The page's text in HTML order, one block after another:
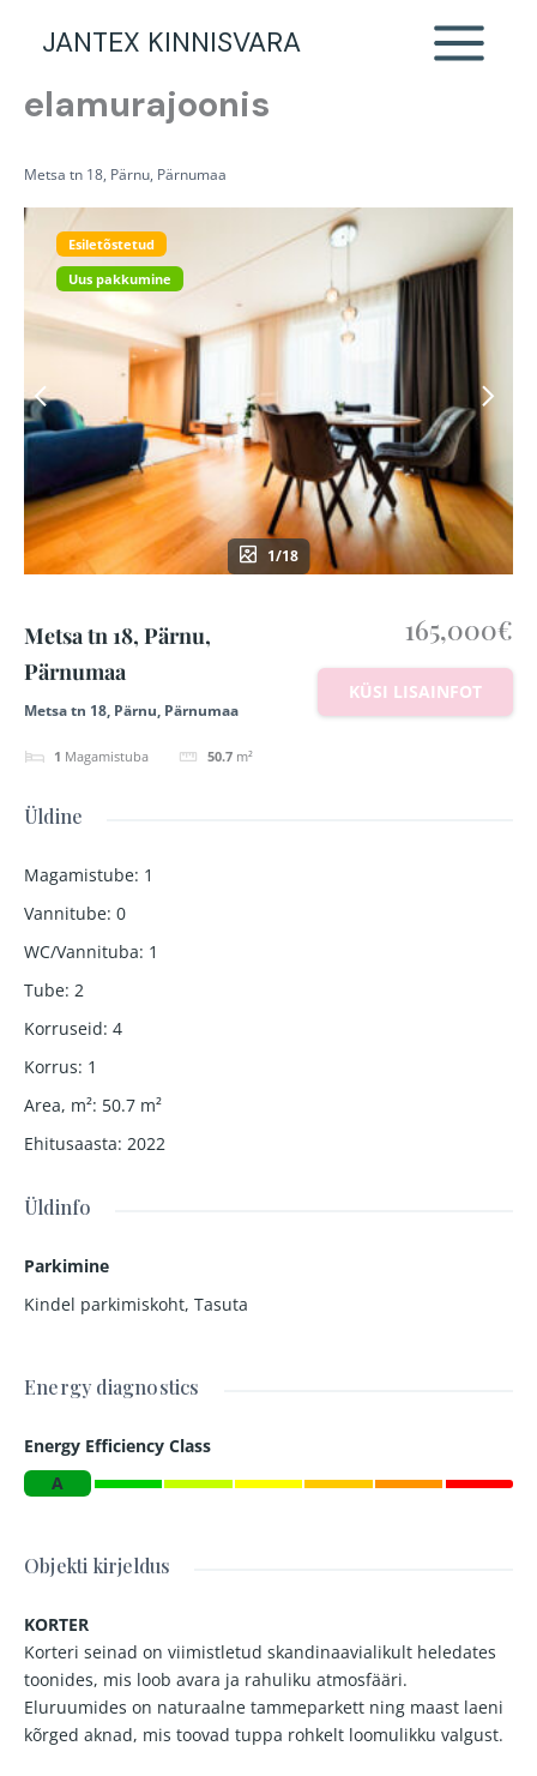
JANTEX KINNISVARA
2-toaline korter Pärnu
kesklinnas, Mai
elamurajoonis
Metsa tn 18, Pärnu, Pärnumaa
Esiletõstetud
Uus pakkumine
1/18
Metsa tn 18, Pärnu,
Pärnumaa
Metsa tn 18, Pärnu, Pärnumaa
1 Magamistuba 50.7 m²
165,000€
KÜSI LISAINFOT
Üldine
Magamistube: 1
Vannitube: 0
WC/Vannituba: 1
Tube: 2
Korruseid: 4
Korrus: 1
Area, m²: 50.7 m²
Ehitusaasta: 2022
Üldinfo
Parkimine
Kindel parkimiskoht, Tasuta
Energy diagnostics
Energy Efficiency Class
A
Objekti kirjeldus
KORTER
Korteri seinad on viimistletud skandinaavialikult heledates
toonides, mis loob avara ja rahuliku atmosfääri.
Eluruumides on naturaalne tammeparkett ning maast laeni
kõrged aknad, mis toovad tuppa rohkelt loomulikku valgust.